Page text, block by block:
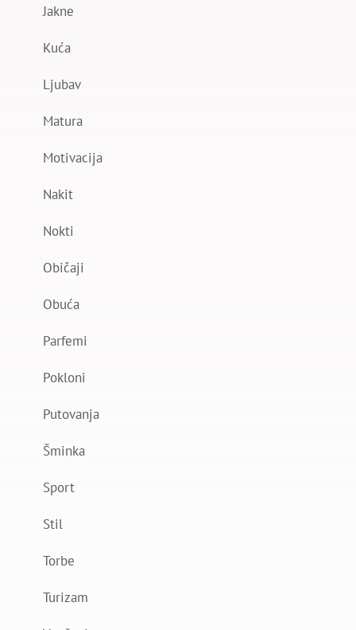
Jakne
Kuća
Ljubav
Matura
Motivacija
Nakit
Nokti
Običaji
Obuća
Parfemi
Pokloni
Putovanja
Šminka
Sport
Stil
Torbe
Turizam